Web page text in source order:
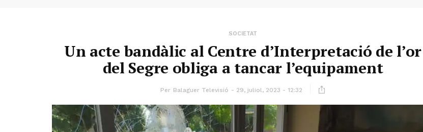
SOCIETAT
Un acte bandàlic al Centre d’Interpretació de l’or
del Segre obliga a tancar l’equipament
Per Balaguer Televisió 29, juliol, 2023 - 12:32